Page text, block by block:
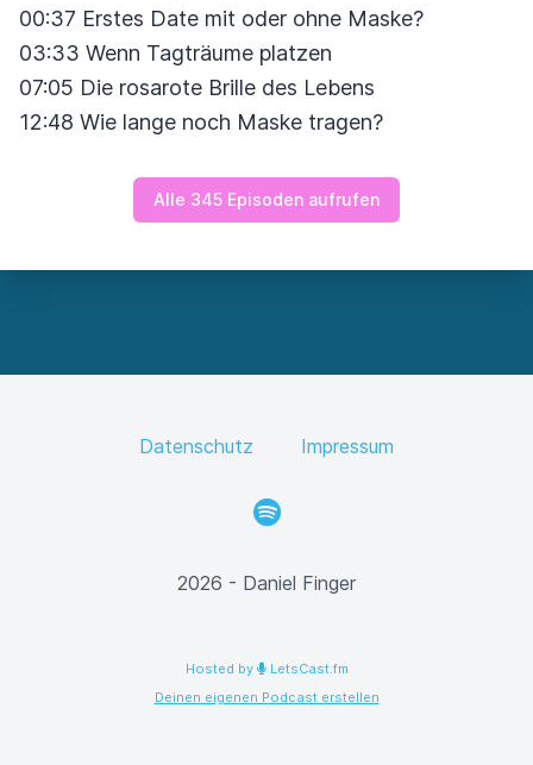
00:37 Erstes Date mit oder ohne Maske?
03:33 Wenn Tagträume platzen
07:05 Die rosarote Brille des Lebens
12:48 Wie lange noch Maske tragen?
Alle 345 Episoden aufrufen
Datenschutz Impressum
Spotify
2026 - Daniel Finger
Hosted by
LetsCast.fm
Deinen eigenen Podcast erstellen